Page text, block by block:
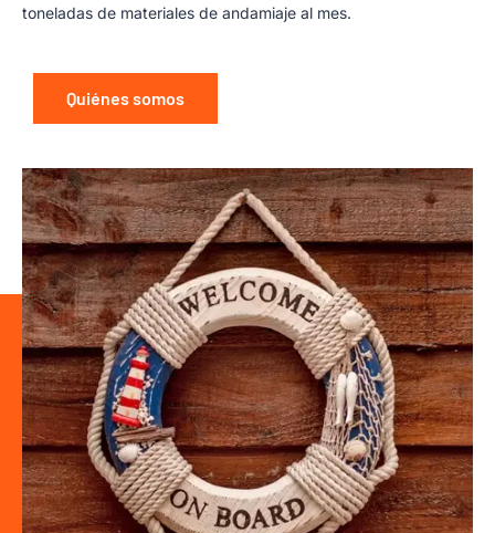
toneladas de materiales de andamiaje al mes.
Quiénes somos